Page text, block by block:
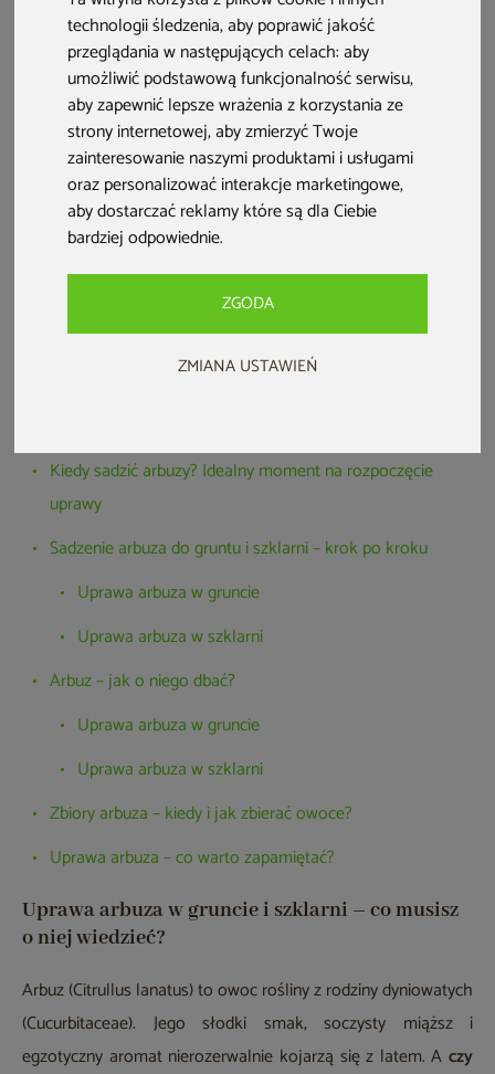
technologii śledzenia, aby poprawić jakość
przeglądania w następujących celach:aby
umożliwić podstawową funkcjonalność serwisu,
aby zapewnić lepsze wrażenia z korzystania ze
strony internetowej,aby zmierzyć Twoje
zainteresowanie naszymi produktami i usługami
oraz personalizować interakcje marketingowe,
aby dostarczać reklamy które są dla Ciebie
bardziej odpowiednie.
ZGODA
ZMIANA USTAWIEŃ
owoce pachnące latem!
Kiedy sadzić arbuzy? Idealny moment na rozpoczęcie
uprawy
Sadzenie arbuza do gruntu i szklarni – krok po kroku
Uprawa arbuza w gruncie
Uprawa arbuza w szklarni
Arbuz – jak o niego dbać?
Uprawa arbuza w gruncie
Uprawa arbuza w szklarni
Zbiory arbuza – kiedy i jak zbierać owoce?
Uprawa arbuza – co warto zapamiętać?
Uprawa arbuza w gruncie i szklarni – co musisz
o niej wiedzieć?
Arbuz (Citrullus lanatus) to owoc rośliny z rodziny dyniowatych
(Cucurbitaceae). Jego słodki smak, soczysty miąższ i
egzotyczny aromat nierozerwalnie kojarzą się z latem. A czy